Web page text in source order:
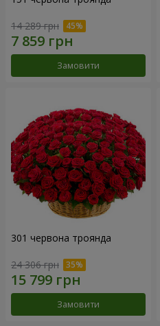
14 289 грн
Замовити
301 червона троянда
24 306 грн
Замовити